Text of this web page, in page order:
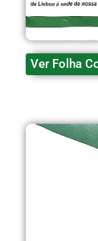
Ver Folha